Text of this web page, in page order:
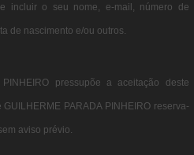
incluir o seu nome, e-mail, número de
de nascimento e/ou outros.
pressupõe a aceitação deste
PARADA PINHEIRO reserva-
aviso prévio.